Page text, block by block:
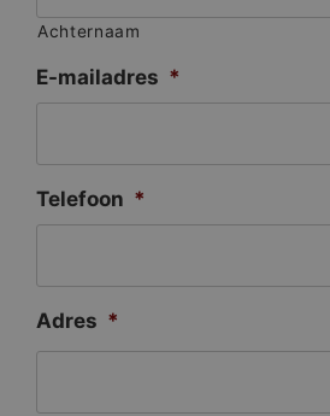
Achternaam
E-mailadres *
Telefoon *
Adres *